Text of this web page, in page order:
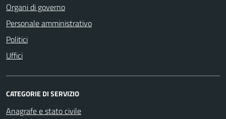
Organi di governo
Personale amministrativo
Politici
Uffici
CATEGORIE DI SERVIZIO
Anagrafe e stato civile